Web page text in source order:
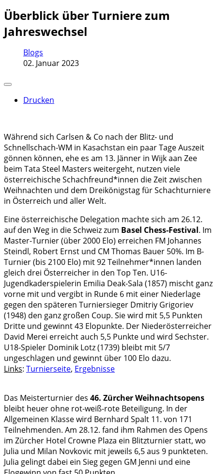
Überblick über Turniere zum
Jahreswechsel
Blogs
02. Januar 2023
Drucken
Während sich Carlsen & Co nach der Blitz- und
Schnellschach-WM in Kasachstan ein paar Tage Auszeit
gönnen können, ehe es am 13. Jänner in Wijk aan Zee
beim Tata Steel Masters weitergeht, nutzen viele
österreichische Schachfreund*innen die Zeit zwischen
Weihnachten und dem Dreikönigstag für Schachturniere
in Österreich und aller Welt.
Eine österreichische Delegation machte sich am 26.12.
auf den Weg in die Schweiz zum Basel Chess-Festival. Im
Master-Turnier (über 2000 Elo) erreichen FM Johannes
Steindl, Robert Ernst und CM Thomas Bauer 50%. Im B-
Turnier (bis 2100 Elo) mit 92 Teilnehmer*innen landen
gleich drei Österreicher in den Top Ten. U16-
Jugendkaderspielerin Emilia Deak-Sala (1857) mischt ganz
vorne mit und vergibt in Runde 6 mit einer Niederlage
gegen den späteren Turniersieger Dmitriy Grigoriev
(1948) den ganz großen Coup. Sie wird mit 5,5 Punkten
Dritte und gewinnt 43 Elopunkte. Der Niederösterreicher
David Merei erreicht auch 5,5 Punkte und wird Sechster.
U18-Spieler Dominik Lotz (1739) bleibt mit 5/7
ungeschlagen und gewinnt über 100 Elo dazu.
Links: Turnierseite, Ergebnisse
Das Meisterturnier des 46. Zürcher Weihnachtsopens
bleibt heuer ohne rot-weiß-rote Beteiligung. In der
Allgemeinen Klasse wird Bernhard Spalt 11. von 171
Teilnehmenden. Am 28.12. fand ihm Rahmen des Opens
im Zürcher Hotel Crowne Plaza ein Blitzturnier statt, wo
Julia und Milan Novkovic mit jeweils 6,5 aus 9 punkteten.
Julia gelingt dabei ein Sieg gegen GM Jenni und eine